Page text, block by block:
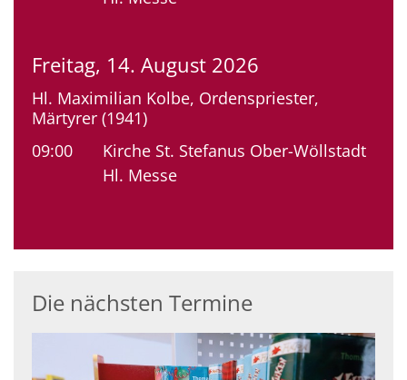
Freitag, 14. August 2026
Hl. Maximilian Kolbe, Ordenspriester,
Märtyrer (1941)
09:00
Kirche St. Stefanus Ober-Wöllstadt
Hl. Messe
Die nächsten Termine